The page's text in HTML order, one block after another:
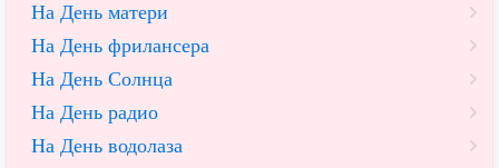
На День матери
На День фрилансера
На День Солнца
На День радио
На День водолаза